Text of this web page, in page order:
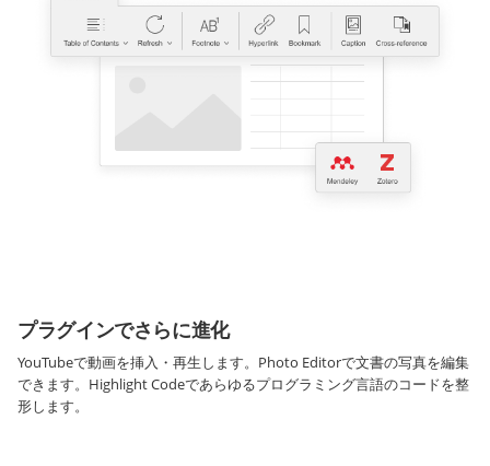
プラグインでさらに進化
YouTubeで動画を挿入・再生します。Photo Editorで文書の写真を編集
できます。Highlight Codeであらゆるプログラミング言語のコードを整
形します。